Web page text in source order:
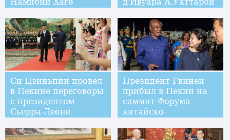
Си Цзиньпин провел
в Пекине переговоры
с президентом
Сьерра-Леоне
Президент Гвинеи
прибыл в Пекин на
саммит Форума
китайско-
сотрудничества